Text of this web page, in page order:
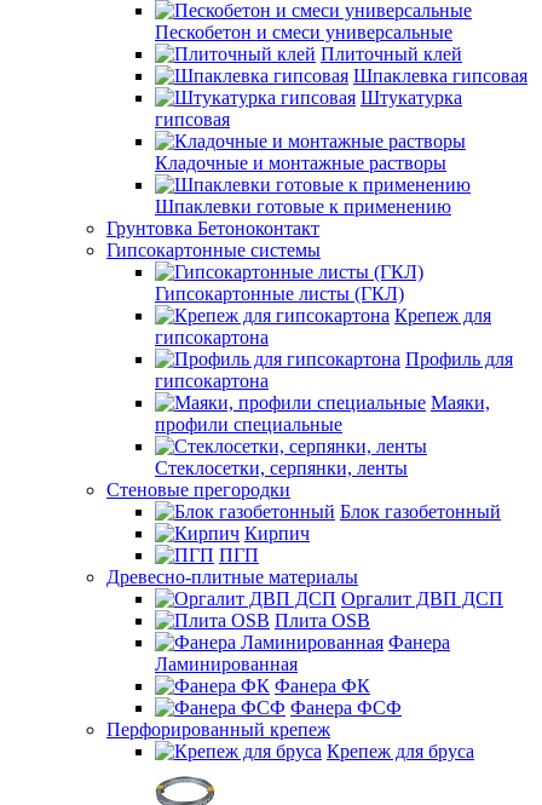
Пескобетон и смеси универсальные
Плиточный клей
Шпаклевка гипсовая
Штукатурка
гипсовая
Кладочные и монтажные растворы
Шпаклевки готовые к применению
Грунтовка Бетоноконтакт
Гипсокартонные системы
Гипсокартонные листы (ГКЛ)
Крепеж для
гипсокартона
Профиль для
гипсокартона
Маяки,
профили специальные
Стеклосетки, серпянки, ленты
Стеновые прегородки
Блок газобетонный
Кирпич
ПГП
Древесно-плитные материалы
Оргалит ДВП ДСП
Плита OSB
Фанера
Ламинированная
Фанера ФК
Фанера ФСФ
Перфорированный крепеж
Крепеж для бруса